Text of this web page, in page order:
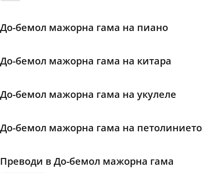
Português
До-бемол мажорна гама на пиано
До-бемол мажорна гама на китара
До-бемол мажорна гама на укулеле
До-бемол мажорна гама на петолинието
Преводи в До-бемол мажорна гама